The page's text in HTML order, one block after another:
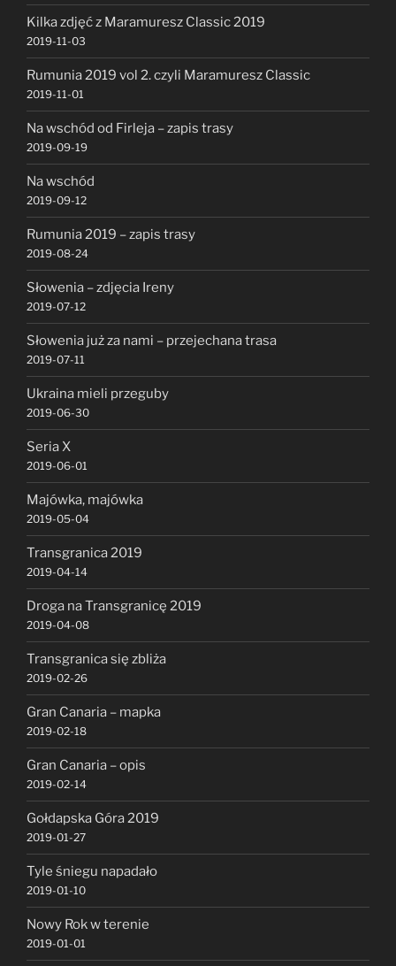
Kilka zdjęć z Maramuresz Classic 2019
2019-11-03
Rumunia 2019 vol 2. czyli Maramuresz Classic
2019-11-01
Na wschód od Firleja – zapis trasy
2019-09-19
Na wschód
2019-09-12
Rumunia 2019 – zapis trasy
2019-08-24
Słowenia – zdjęcia Ireny
2019-07-12
Słowenia już za nami – przejechana trasa
2019-07-11
Ukraina mieli przeguby
2019-06-30
Seria X
2019-06-01
Majówka, majówka
2019-05-04
Transgranica 2019
2019-04-14
Droga na Transgranicę 2019
2019-04-08
Transgranica się zbliża
2019-02-26
Gran Canaria – mapka
2019-02-18
Gran Canaria – opis
2019-02-14
Gołdapska Góra 2019
2019-01-27
Tyle śniegu napadało
2019-01-10
Nowy Rok w terenie
2019-01-01